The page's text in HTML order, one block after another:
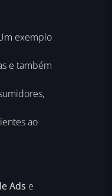
exemplo
e também
ao
Ads e